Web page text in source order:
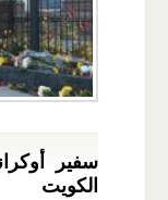
سفير
الكويت